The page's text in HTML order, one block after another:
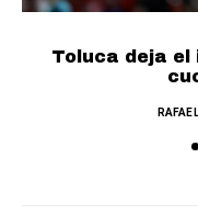
Toluca deja el